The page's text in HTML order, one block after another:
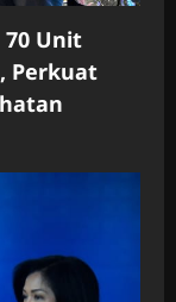
Unit
Perkuat